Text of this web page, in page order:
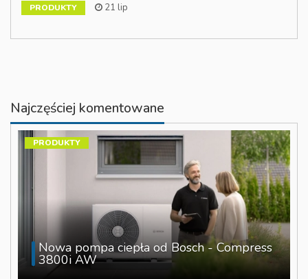
PRODUKTY 21 lip
Najczęściej komentowane
Nowa pompa ciepła od Bosch - Compress
3800i AW
PRODUKTY